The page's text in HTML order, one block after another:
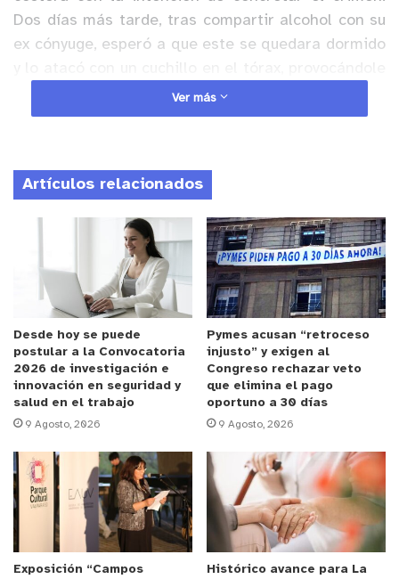
Dos días más tarde, tras compartir alcohol con su
ex cónyuge, esperó a que este se quedara dormido
Tras cometer el homicidio, la mujer huyó del lugar
y permaneció prófuga hasta el sábado 20 de
septiembre, cuando se entregó en unacomisaría
de Carabineros en El Tabo .
fiscal jefe de Quintero, Pablo Bravo, informó que
la víctima falleció a raíz de una herida letal cerca
del corazón y que la propia acusada confesó haber
planificado el ataque.
El tribunal accedió a la solicitud de la Fiscalía y
decretó su prisión preventiva, fijando además un
plazo de100 díaspara que la investigación,
liderada por laBrigada de Homicidios de la PDI de
Valparaíso, reúna las pruebas necesarias para la
acusación formal.
y tú, ¿qué opinas?
Ver más
Artículos relacionados
Desde hoy se puede
postular a la Convocatoria
2026 de investigación e
innovación en seguridad y
salud en el trabajo
9 Agosto, 2026
Pymes acusan “retroceso
injusto” y exigen al
Congreso rechazar veto
que elimina el pago
oportuno a 30 días
9 Agosto, 2026
Exposición “Campos
Histórico avance para La